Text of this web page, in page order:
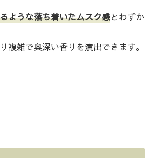
ような落ち着いたムスク感とわずか
雑で奥深い香りを演出できます。